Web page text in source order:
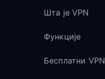
Шта је VPN
Функције
Бесплатни VPN